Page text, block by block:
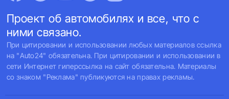
Проект об автомобилях и все, что с
ними связано.
При цитировании и использовании любых материалов ссылка
на "Auto24" обязательна. При цитировании и использовании в
сети Интернет гиперссылка на сайт обязательна. Материалы
со знаком "Реклама" публикуются на правах рекламы.